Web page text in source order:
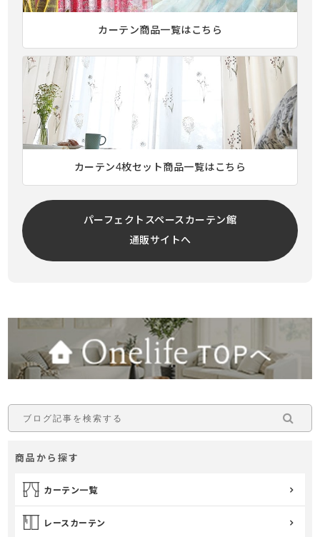
カーテン商品一覧はこちら
カーテン4枚セット商品一覧はこちら
パーフェクトスペースカーテン館
通販サイトへ
商品から探す
カーテン一覧
レースカーテン